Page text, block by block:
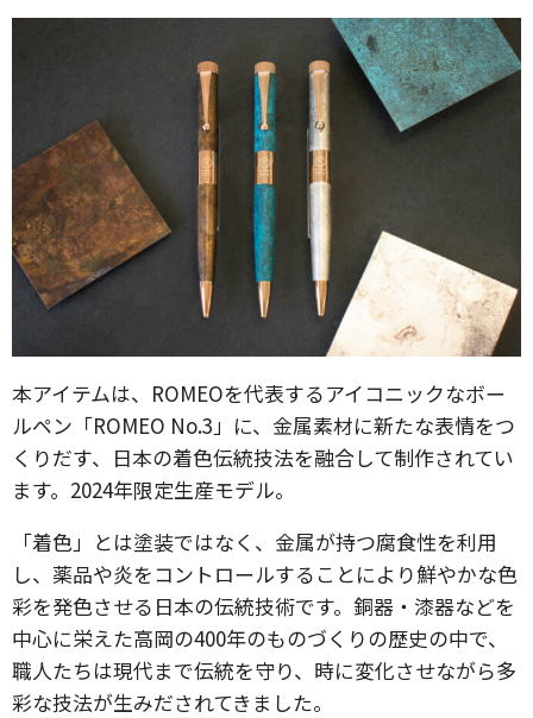
本アイテムは、ROMEOを代表するアイコニックなボー
ルペン「ROMEO No.3」に、金属素材に新たな表情をつ
くりだす、日本の着色伝統技法を融合して制作されてい
ます。2024年限定生産モデル。
「着色」とは塗装ではなく、金属が持つ腐食性を利用
し、薬品や炎をコントロールすることにより鮮やかな色
彩を発色させる日本の伝統技術です。銅器・漆器などを
中心に栄えた高岡の400年のものづくりの歴史の中で、
職人たちは現代まで伝統を守り、時に変化させながら多
彩な技法が生みだされてきました。